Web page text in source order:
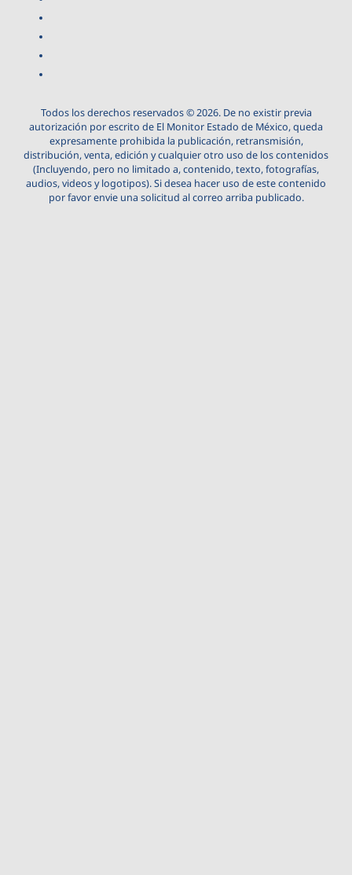
Todos los derechos reservados © 2026. De no existir previa
autorización por escrito de El Monitor Estado de México, queda
expresamente prohibida la publicación, retransmisión,
distribución, venta, edición y cualquier otro uso de los contenidos
(Incluyendo, pero no limitado a, contenido, texto, fotografías,
audios, videos y logotipos). Si desea hacer uso de este contenido
por favor envie una solicitud al correo arriba publicado.